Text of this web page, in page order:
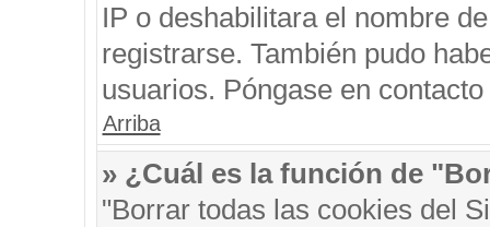
IP o deshabilitara el nombre
registrarse. También pudo
usuarios. Póngase en
Arriba
» ¿Cuál es la función de
"Borrar todas las cookies del